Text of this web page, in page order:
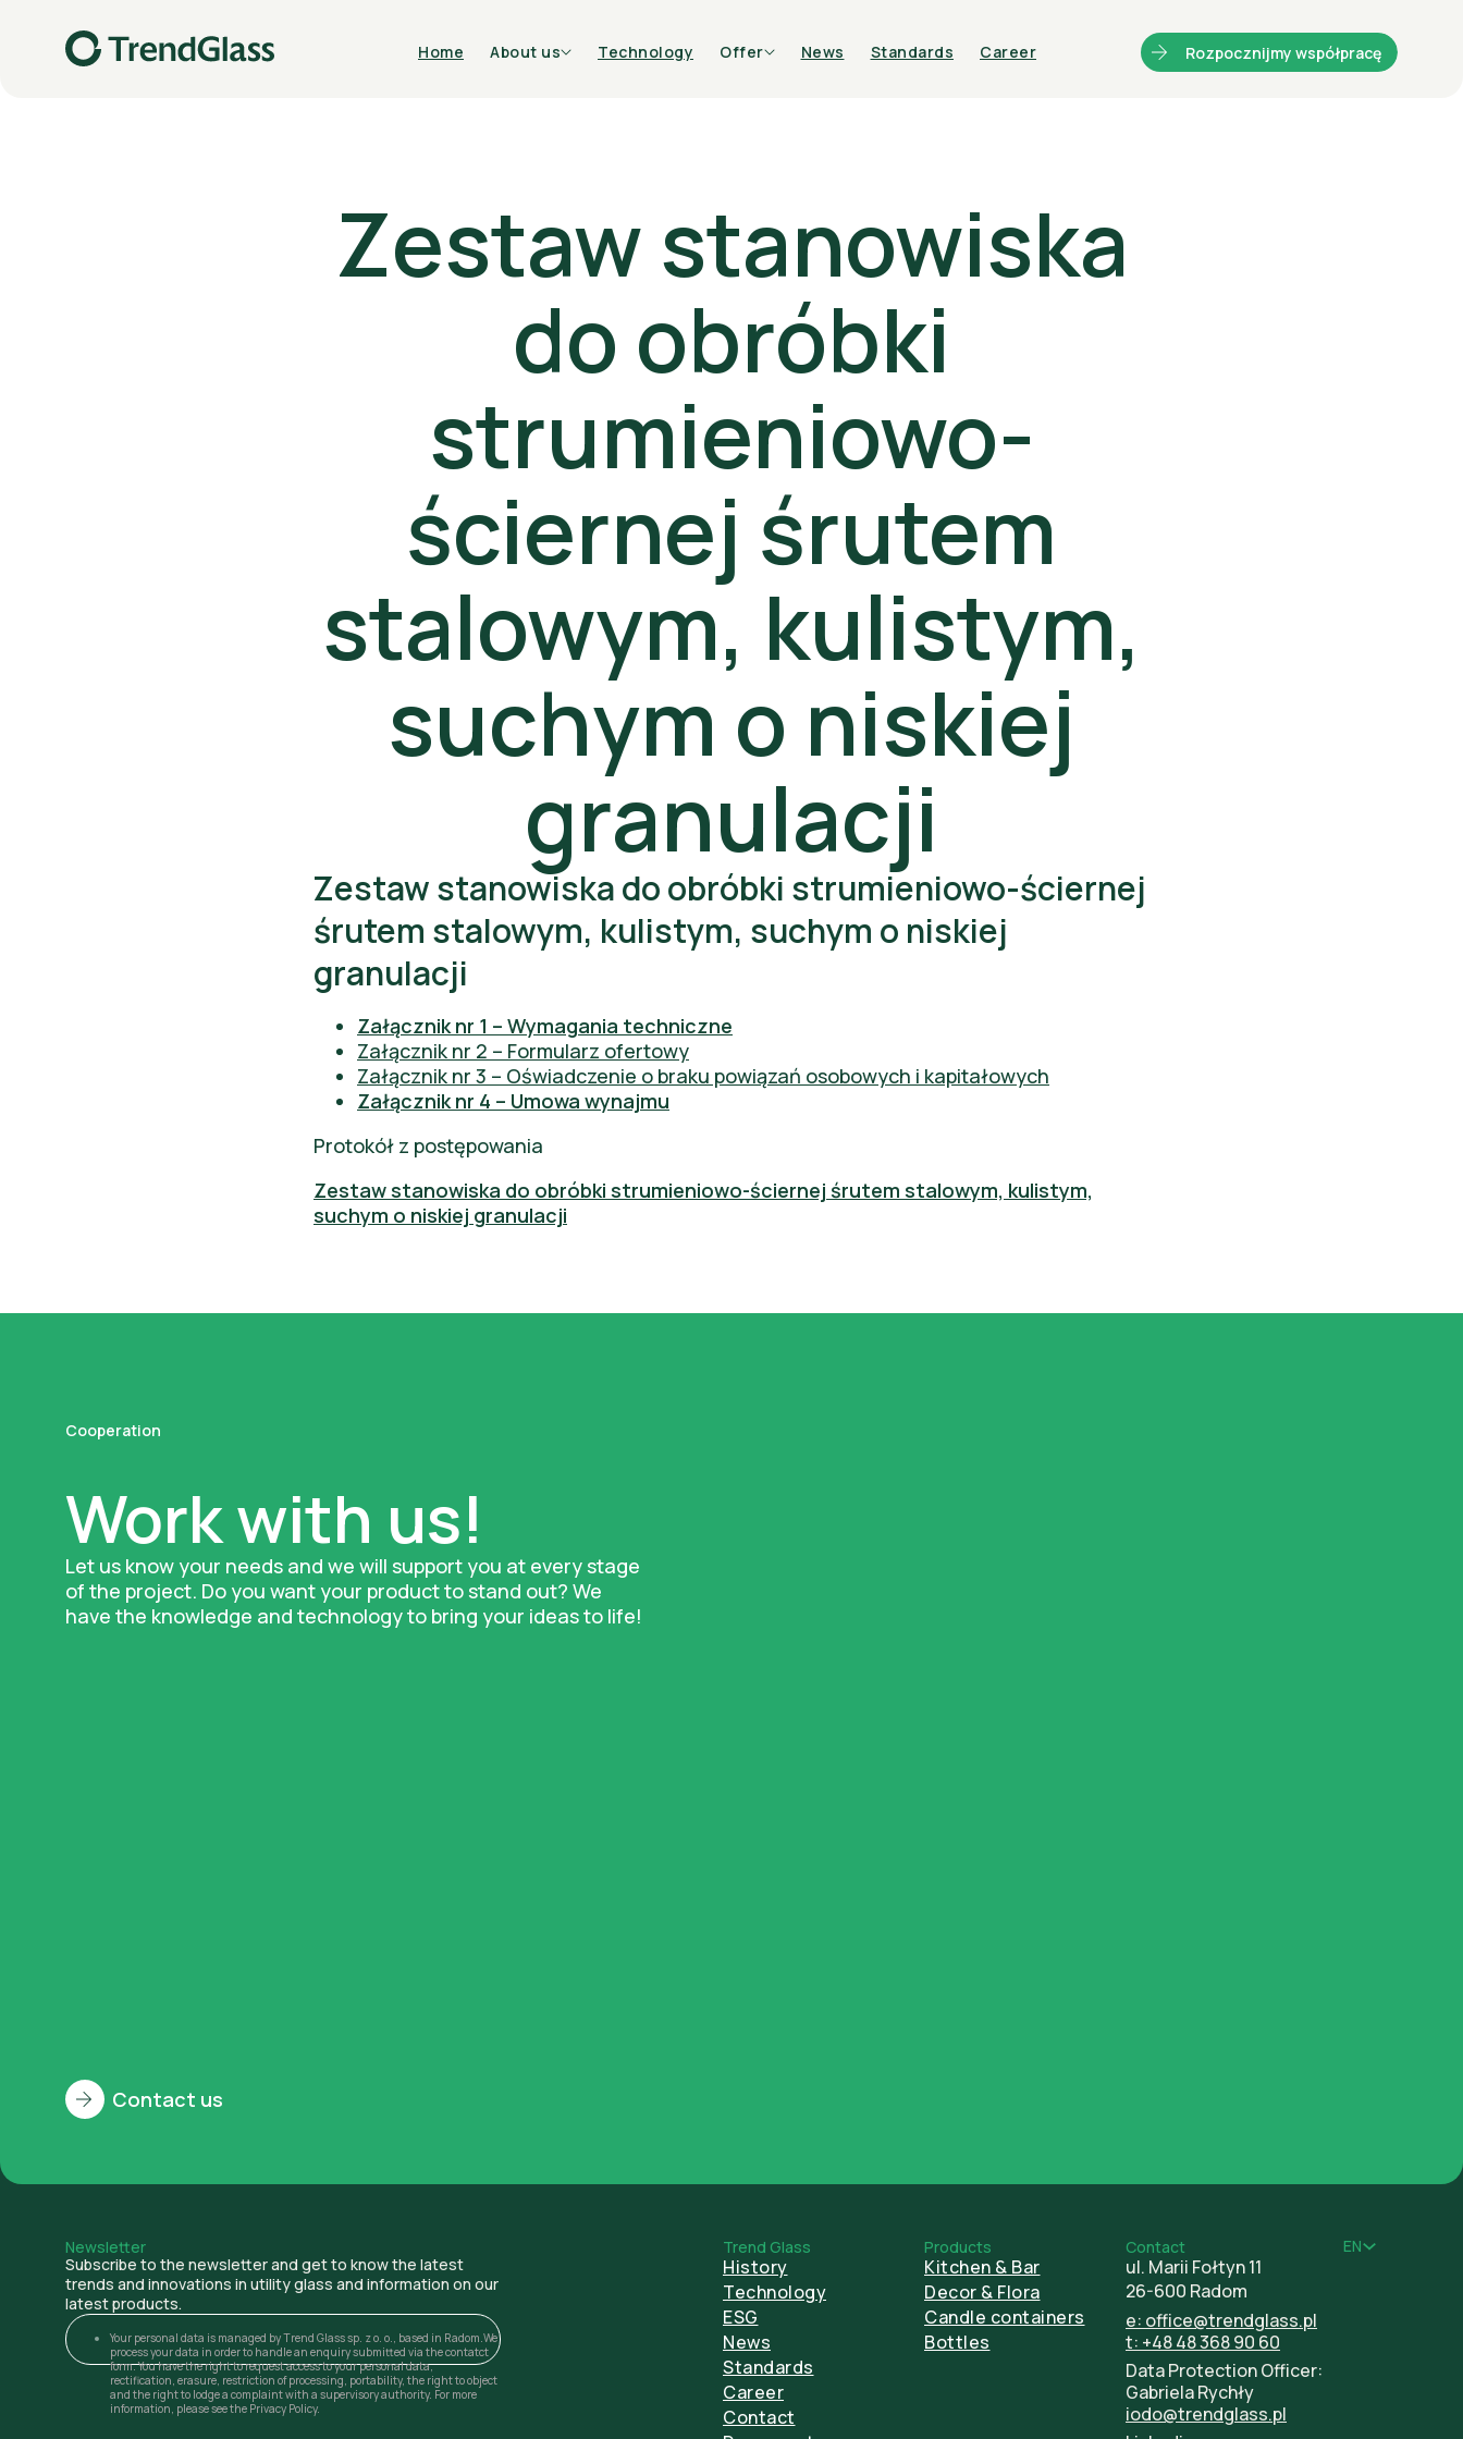
Home About us Technology Offer News Standards Career
Bottles Candle containers
ESG
Zestaw stanowiska
do obróbki
strumieniowo-
ściernej śrutem
stalowym, kulistym,
suchym o niskiej
granulacji
Zestaw stanowiska do obróbki strumieniowo-ściernej
śrutem stalowym, kulistym, suchym o niskiej
granulacji
Załącznik nr 1 – Wymagania techniczne
Załącznik nr 2 – Formularz ofertowy
Załącznik nr 3 – Oświadczenie o braku powiązań osobowych i kapitałowych
Załącznik nr 4 – Umowa wynajmu
Protokół z postępowania
Zestaw stanowiska do obróbki strumieniowo-ściernej śrutem stalowym, kulistym,
suchym o niskiej granulacji
Rozpocznijmy współpracę
Cooperation
Work with us!
Let us know your needs and we will support you at every stage
of the project. Do you want your product to stand out? We
have the knowledge and technology to bring your ideas to life!
Contact us
Newsletter
Subscribe to the newsletter and get to know the latest
trends and innovations in utility glass and information on our
latest products.
Your personal data is managed by Trend Glass sp. z o. o., based in Radom.We
process your data in order to handle an enquiry submitted via the contatct
form. You have the right to request access to your personal data,
rectification, erasure, restriction of processing, portability, the right to object
and the right to lodge a complaint with a supervisory authority. For more
information, please see the Privacy Policy.
Trend Glass
History
Technology
ESG
News
Standards
Career
Contact
Products
Kitchen & Bar
Decor & Flora
Candle containers
Bottles
Contact
ul. Marii Fołtyn 11
26-600 Radom
e: office@trendglass.pl
t: +48 48 368 90 60
Data Protection Officer:
Gabriela Rychły
iodo@trendglass.pl
EN